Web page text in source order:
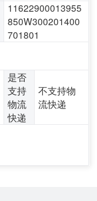
11622900013955
850W300201400
701801
是否
支持
物流
快递
不支持物
流快递